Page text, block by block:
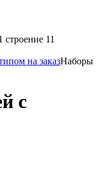
11
на заказНаборы
с